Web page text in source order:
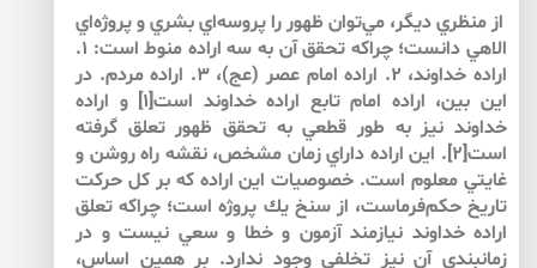
از منظري ديگر، مي‌‌توان ظهور را پروسه‌‌اي بشري و پروژه‌‌اي
الاهي دانست؛ چراكه تحقق آن به سه اراده منوط است: ۱.
اراده خداوند، ۲. اراده امام عصر (عج)، ۳. اراده مردم. در
اين بين، اراده امام تابع اراده خداوند است[۱] و اراده
خداوند نيز به طور قطعي به تحقق ظهور تعلق گرفته
است[۲]. اين اراده داراي زمان مشخص، نقشه راه روشن و
غايتي معلوم است. خصوصيات اين اراده كه بر كل حركت
تاريخ حكم‌‌فرماست، از سنخ يك پروژه است؛ چراكه تعلق
اراده خداوند نيازمند آزمون و خطا و سعي نيست و در
زمانبندي آن نيز تخلفي وجود ندارد. بر همين اساس،